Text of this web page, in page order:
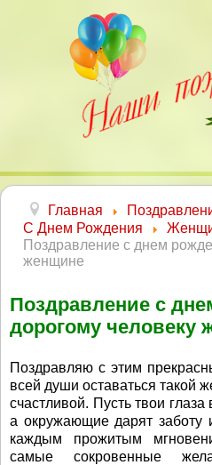
Главная
С Днем Рождения
Поздравление с днем
женщине
Поздравление с
дорогому человеку
Поздравляю с этим
всей души оставаться такой
счастливой. Пусть твои
а окружающие дарят заботу
каждым прожитым
самые сокровенные